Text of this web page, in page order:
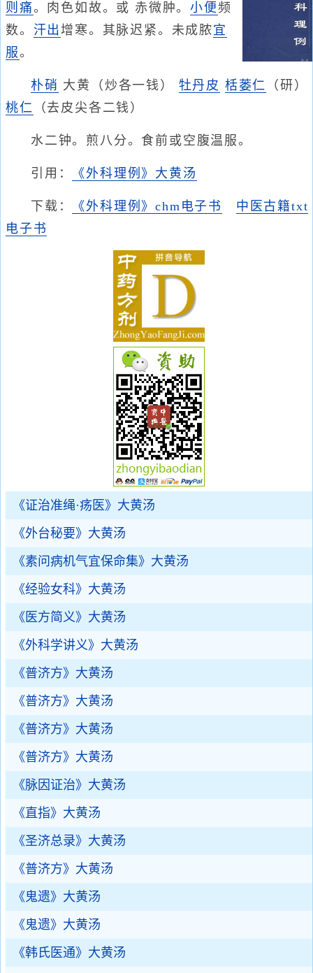
则痛。肉色如故。或 赤微肿。小便频
数。 汗出 增寒。其脉迟紧。未成脓宜
服。
朴硝 大黄（炒各一钱） 牡丹皮 栝蒌仁
（研）
桃仁 （去皮尖各二钱）
水二钟。煎八分。食前或空腹温服。
引用： 《外科理例》大黄汤
下载： 《外科理例》chm电子书
中医古籍txt
电子书
《证治准绳·疡医》大黄汤
《外台秘要》大黄汤
《素问病机气宜保命集》大黄汤
《经验女科》大黄汤
《医方简义》大黄汤
《外科学讲义》大黄汤
《普济方》大黄汤
《普济方》大黄汤
《普济方》大黄汤
《普济方》大黄汤
《脉因证治》大黄汤
《直指》大黄汤
《圣济总录》大黄汤
《普济方》大黄汤
《鬼遗》大黄汤
《鬼遗》大黄汤
《韩氏医通》大黄汤